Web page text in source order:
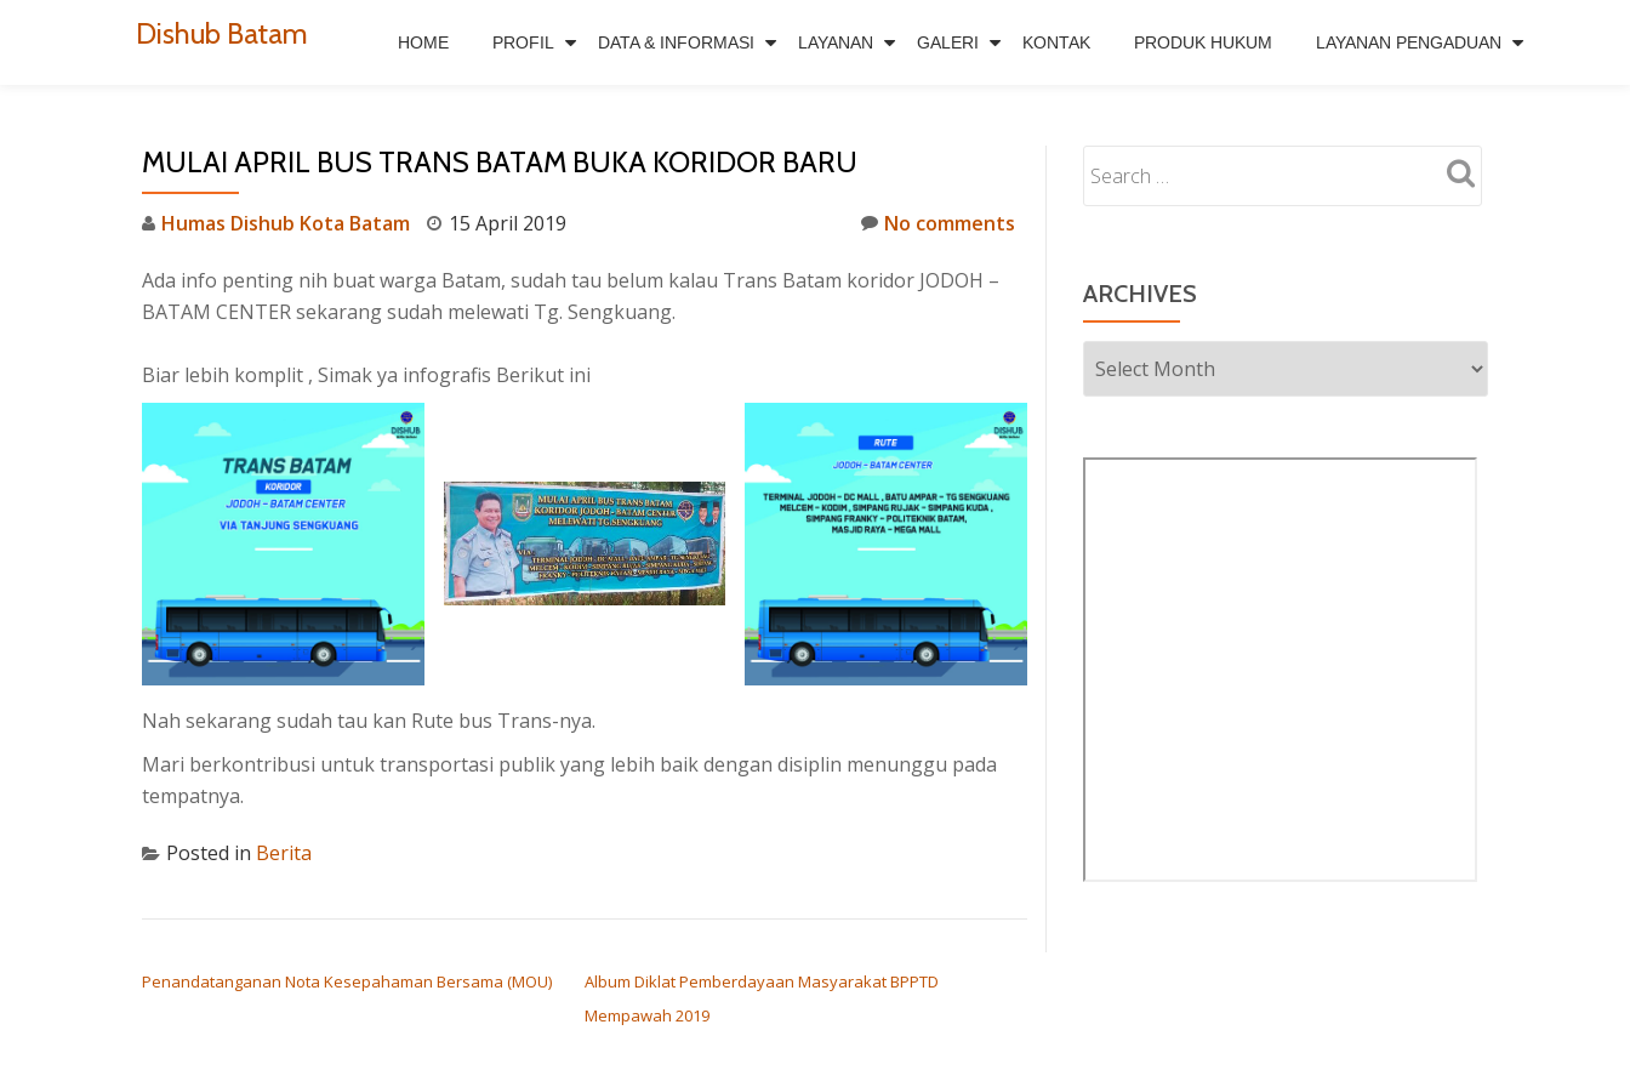
Dishub Batam HOME PROFIL DATA & INFORMASI LAYANAN GALERI KONTAK PRODUK HUKUM LAYANAN PENGADUAN
MULAI APRIL BUS TRANS BATAM BUKA KORIDOR BARU
Humas Dishub Kota Batam 15 April 2019 No comments
Ada info penting nih buat warga Batam, sudah tau belum kalau Trans Batam koridor JODOH –
BATAM CENTER sekarang sudah melewati Tg. Sengkuang.
Biar lebih komplit , Simak ya infografis Berikut ini
Nah sekarang sudah tau kan Rute bus Trans-nya.
Mari berkontribusi untuk transportasi publik yang lebih baik dengan disiplin menunggu pada
tempatnya.
Posted in Berita
Penandatanganan Nota Kesepahaman Bersama (MOU)
Album Diklat Pemberdayaan Masyarakat BPPTD
Mempawah 2019
ARCHIVES
Archives